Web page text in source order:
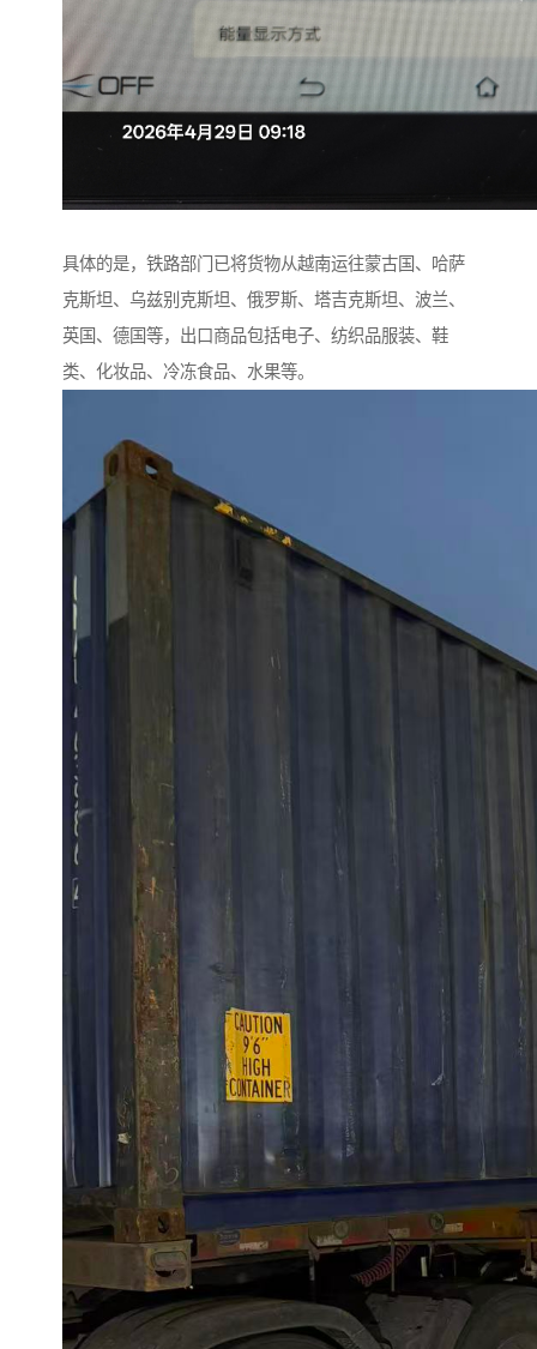
具体的是，铁路部门已将货物从越南运往蒙古国、哈萨
克斯坦、乌兹别克斯坦、俄罗斯、塔吉克斯坦、波兰、
英国、德国等，出口商品包括电子、纺织品服装、鞋
类、化妆品、冷冻食品、水果等。